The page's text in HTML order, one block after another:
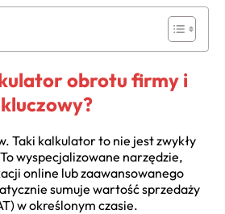
obrotu firmy i
Taki kalkulator to nie jest zwykły
wyspecjalizowane narzędzie,
online lub zaawansowanego
sumuje wartość sprzedaży
w określonym czasie.